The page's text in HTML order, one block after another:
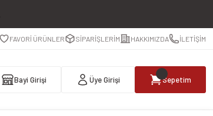
FAVORİ ÜRÜNLER SİPARİŞLERİM HAKKIMIZDA İLETİŞİM
Bayi Girişi Üye Girişi Sepetim